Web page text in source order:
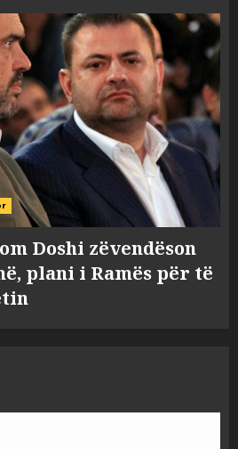
Doshi zëvendëson
plani i Ramës për të